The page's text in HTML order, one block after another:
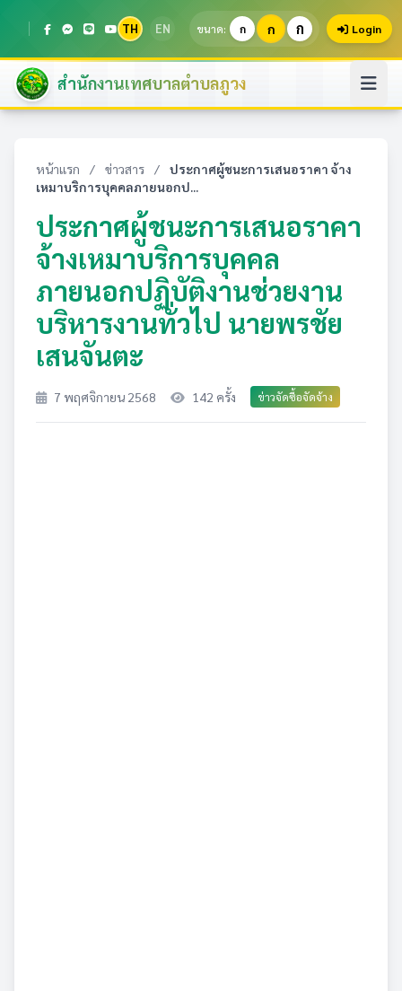
TH EN ขนาด: ก ก ก Login
สำนักงานเทศบาลตำบลภูวง
หน้าแรก / ข่าวสาร /
ประกาศผู้ชนะการเสนอราคา จ้าง
เหมาบริการบุคคลภายนอกป...
ประกาศผู้ชนะการเสนอราคา
จ้างเหมาบริการบุคคล
ภายนอกปฏิบัติงานช่วยงาน
บริหารงานทั่วไป นายพรชัย
เสนจันตะ
7 พฤศจิกายน 2568 142 ครั้ง ข่าวจัดซื้อจัดจ้าง